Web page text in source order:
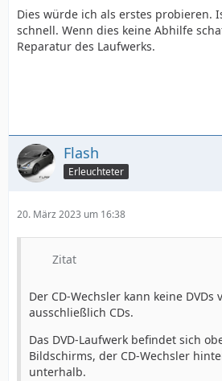
Dies würde ich als erstes probieren.
schnell. Wenn dies keine Abhilfe
Reparatur des Laufwerks.
Flash
Erleuchteter
20. März 2023 um 16:38
Zitat
Der CD-Wechsler kann keine
ausschließlich CDs.
Das DVD-Laufwerk befindet sich
Bildschirms, der CD-Wechsler
unterhalb.